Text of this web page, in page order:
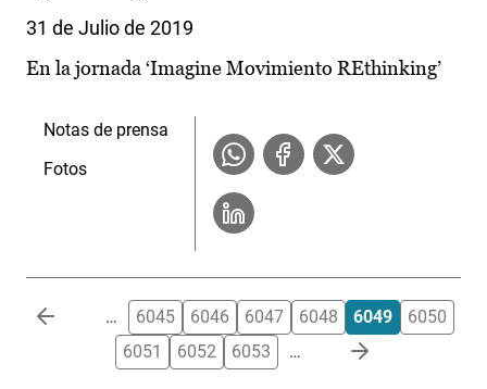
31 de Julio de 2019
En la jornada ‘Imagine Movimiento REthinking’
Notas de prensa
Fotos
Paginación … 6045 6046 6047 6048 6049
6050
6051
6052 6053 …